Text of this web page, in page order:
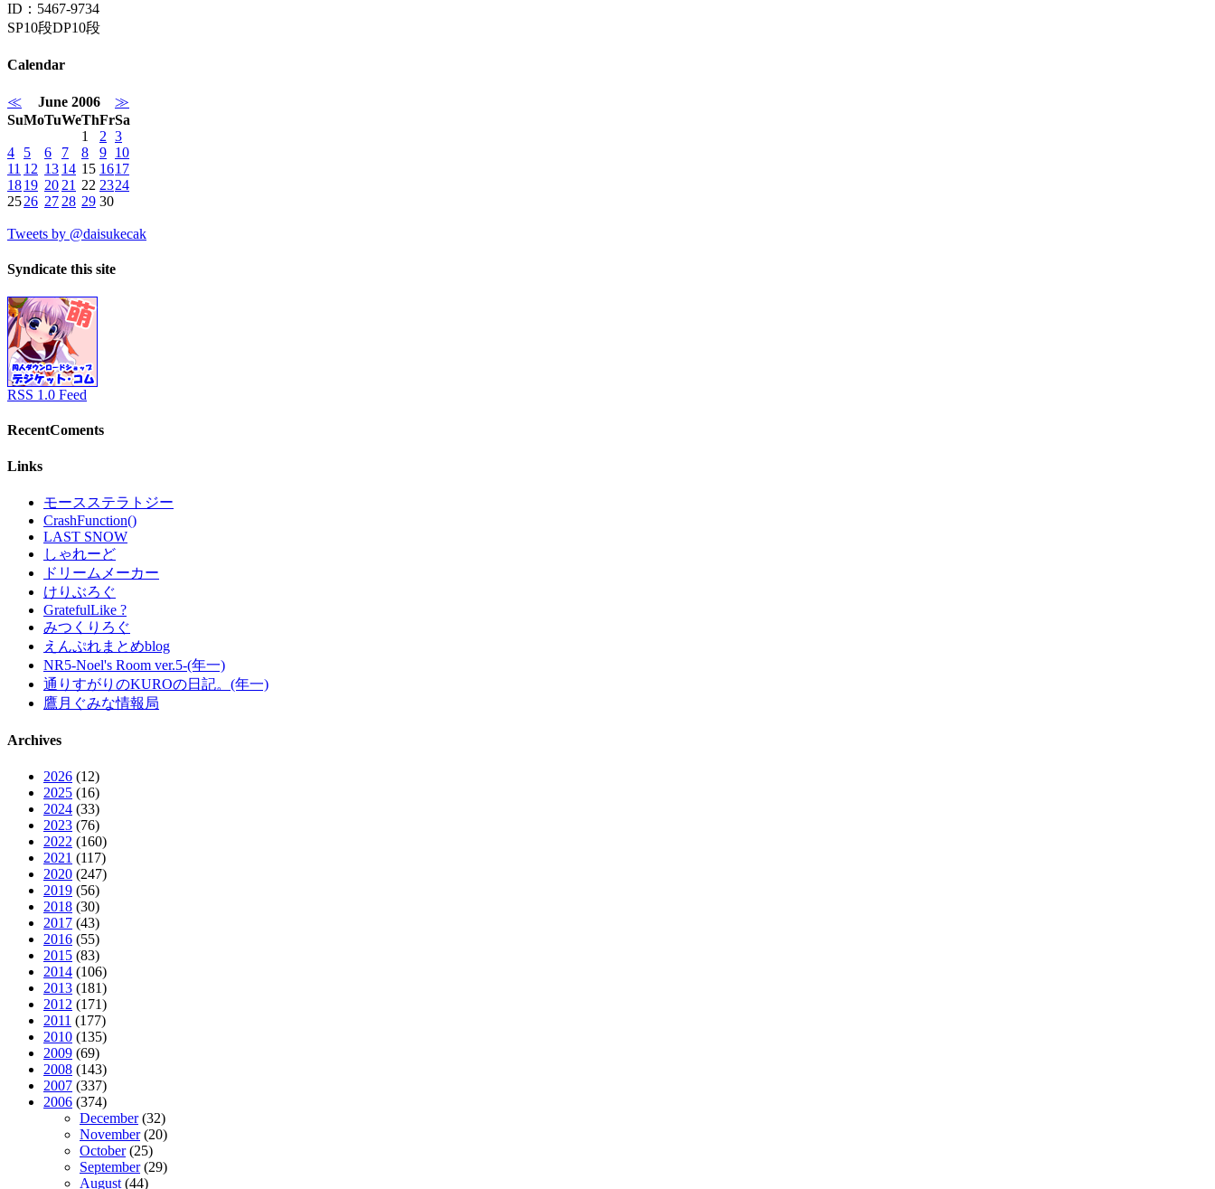
ID：5467-9734
SP10段DP10段
Calendar
≪ June 2006
≫
SuMoTuWeThFrSa
1
2 3
4
5 6 7 8 9 10
11 12 13 14 15 1617
1819 20 21 22 2324
2526 27 28 29 30
Tweets by @daisukecak
Syndicate this site
RSS 1.0 Feed
RecentComents
Links
モースステラトジー
CrashFunction()
LAST SNOW
しゃれーど
ドリームメーカー
けりぶろぐ
GratefulLike ?
みつくりろぐ
えんぷれまとめblog
NR5-Noel's Room ver.5-(年一)
通りすがりのKUROの日記。(年一)
鷹月ぐみな情報局
Archives
2026 (12)
2025 (16)
2024 (33)
2023 (76)
2022 (160)
2021 (117)
2020 (247)
2019 (56)
2018 (30)
2017 (43)
2016 (55)
2015 (83)
2014 (106)
2013 (181)
2012 (171)
2011 (177)
2010 (135)
2009 (69)
2008 (143)
2007 (337)
2006 (374)
December(32)
November(20)
October(25)
September(29)
August (44)